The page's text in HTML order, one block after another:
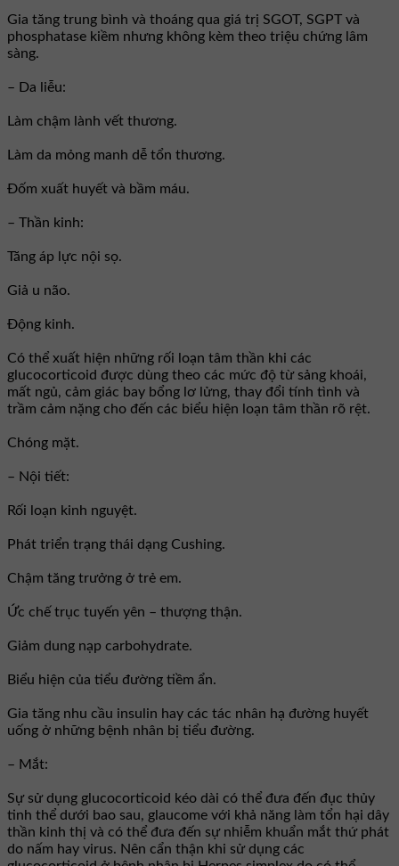
Gia tăng trung bình và thoáng qua giá trị SGOT, SGPT và
phosphatase kiềm nhưng không kèm theo triệu chứng lâm
sàng.
– Da liễu:
Làm chậm lành vết thương.
Làm da mỏng manh dễ tổn thương.
Ðốm xuất huyết và bầm máu.
– Thần kinh:
Tăng áp lực nội sọ.
Giả u não.
Ðộng kinh.
Có thể xuất hiện những rối loạn tâm thần khi các
glucocorticoid được dùng theo các mức độ từ sảng khoái,
mất ngủ, cảm giác bay bổng lơ lửng, thay đổi tính tình và
trầm cảm nặng cho đến các biểu hiện loạn tâm thần rõ rệt.
Chóng mặt.
– Nội tiết:
Rối loạn kinh nguyệt.
Phát triển trạng thái dạng Cushing.
Chậm tăng trưởng ở trẻ em.
Ức chế trục tuyến yên – thượng thận.
Giảm dung nạp carbohydrate.
Biểu hiện của tiểu đường tiềm ẩn.
Gia tăng nhu cầu insulin hay các tác nhân hạ đường huyết
uống ở những bệnh nhân bị tiểu đường.
– Mắt:
Sự sử dụng glucocorticoid kéo dài có thể đưa đến đục thủy
tinh thể dưới bao sau, glaucome với khả năng làm tổn hại dây
thần kinh thị và có thể đưa đến sự nhiễm khuẩn mắt thứ phát
do nấm hay virus. Nên cẩn thận khi sử dụng các